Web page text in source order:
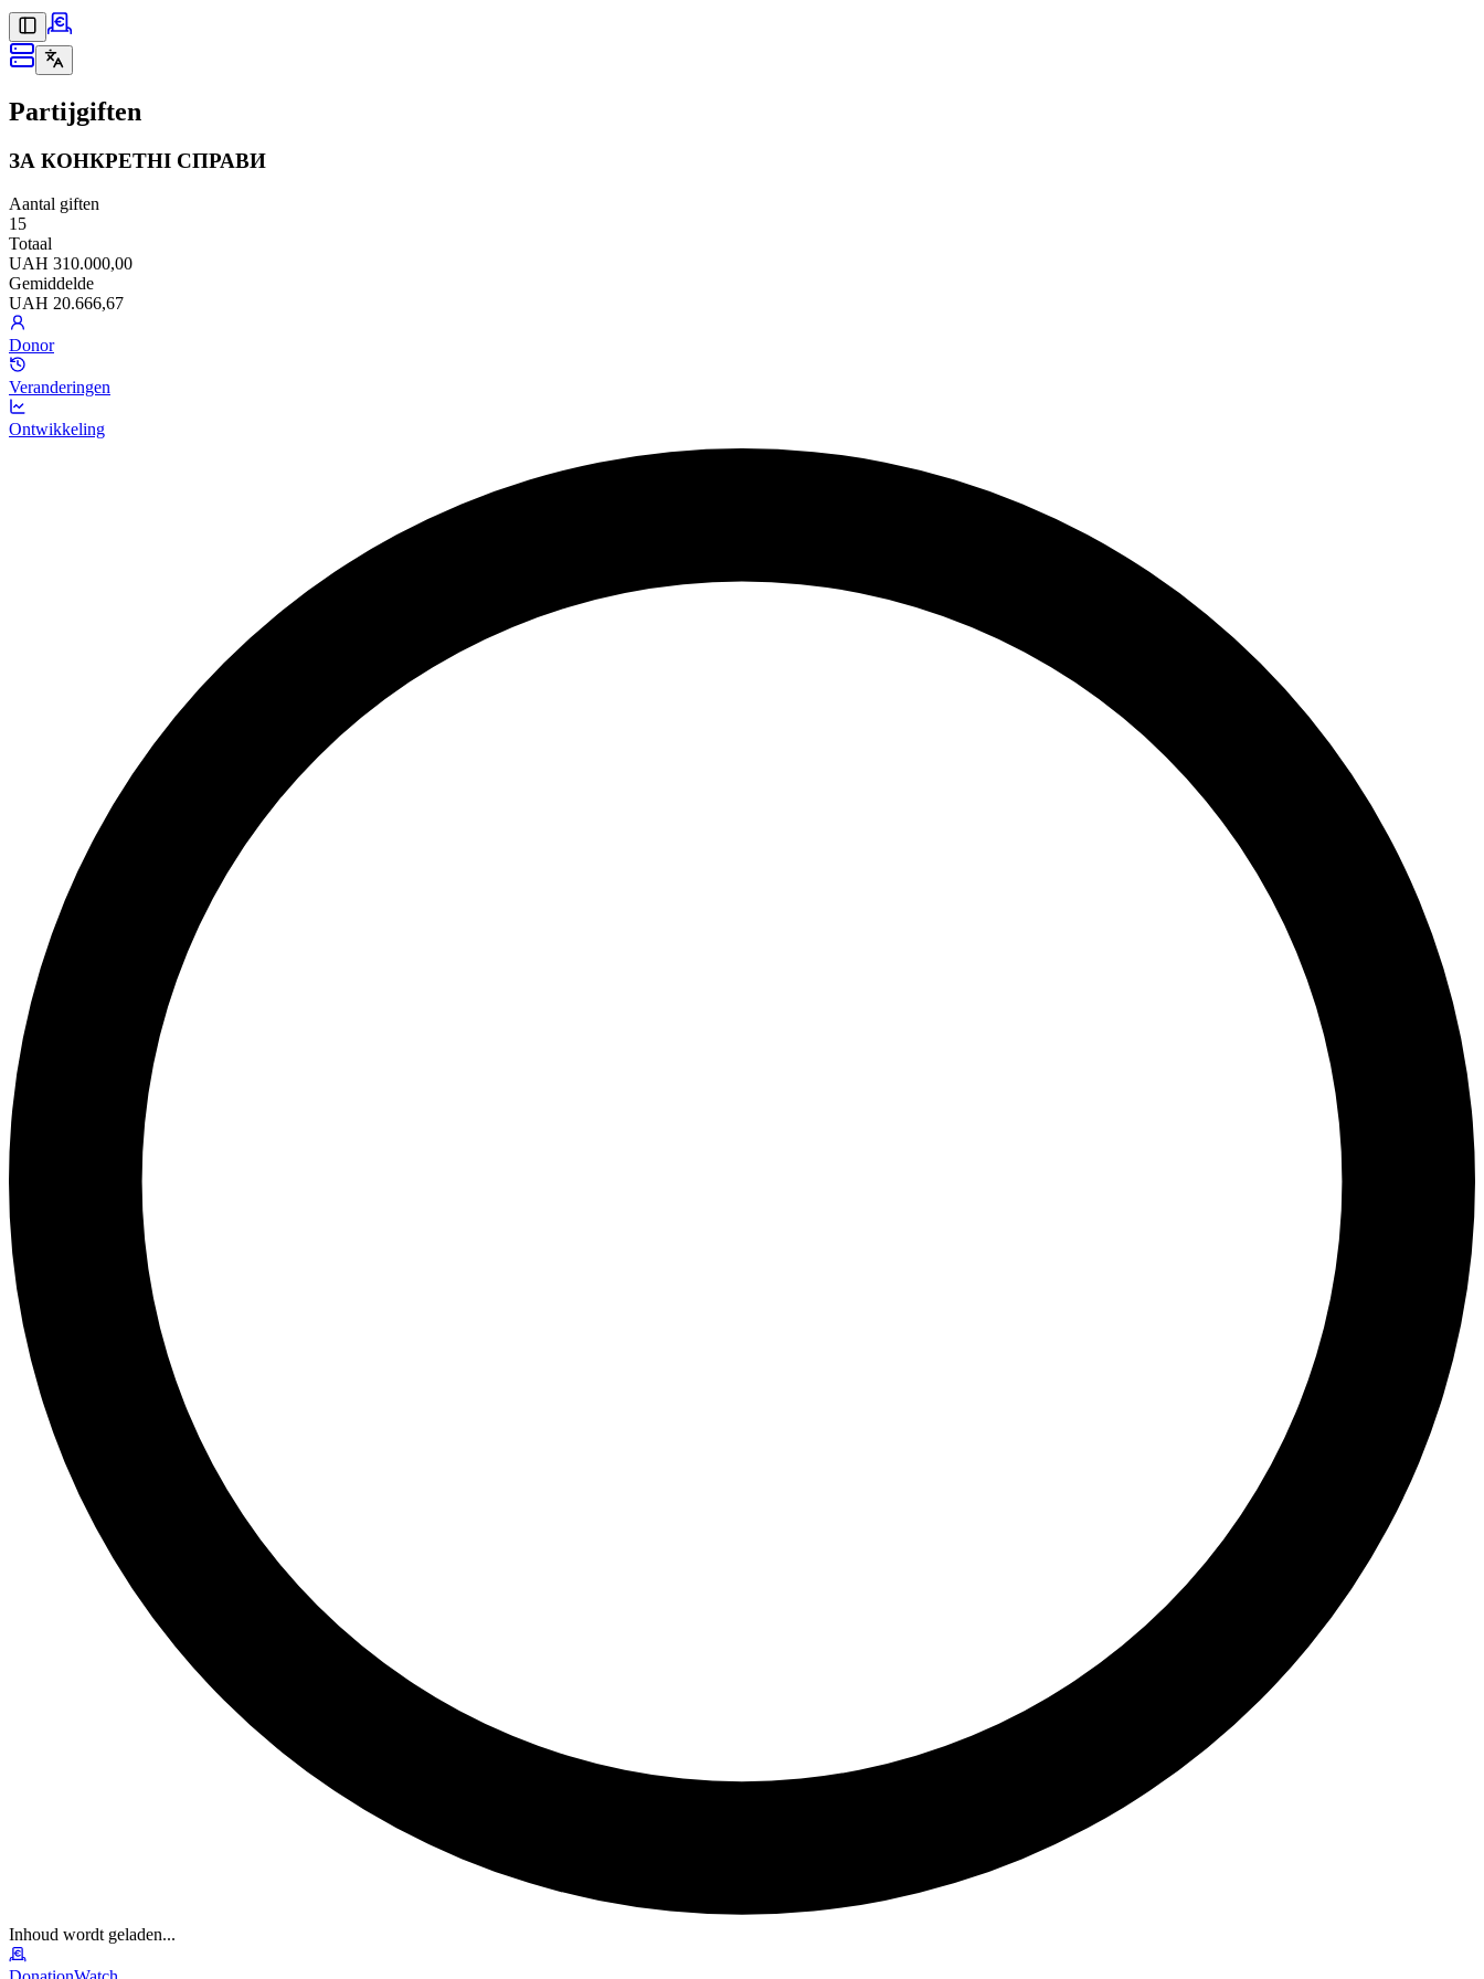
Partijgiften
ЗА КОНКРЕТНІ СПРАВИ
Aantal giften
15
Totaal
UAH 310.000,00
Gemiddelde
UAH 20.666,67
Donor
Veranderingen
Ontwikkeling
Inhoud wordt geladen...